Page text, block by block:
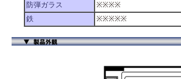
防弾ガラス
※※※※
鉄
※※※※※